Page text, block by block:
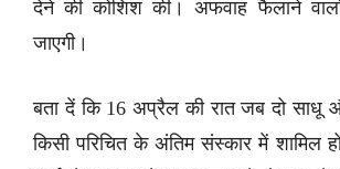
देने की कोशिश की। अफवाह फैलाने वालों
जाएगी।
बता दें कि 16 अप्रैल की रात जब दो साधू
किसी परिचित के अंतिम संस्कार में शामिल